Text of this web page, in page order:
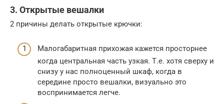
3. Открытые вешалки
2 причины делать открытые крючки:
Малогабаритная прихожая кажется просторнее
когда центральная часть узкая. Т.е. хотя сверху и
снизу у нас полноценный шкаф, когда в
середине просто вешалки, визуально это
воспринимается легче.